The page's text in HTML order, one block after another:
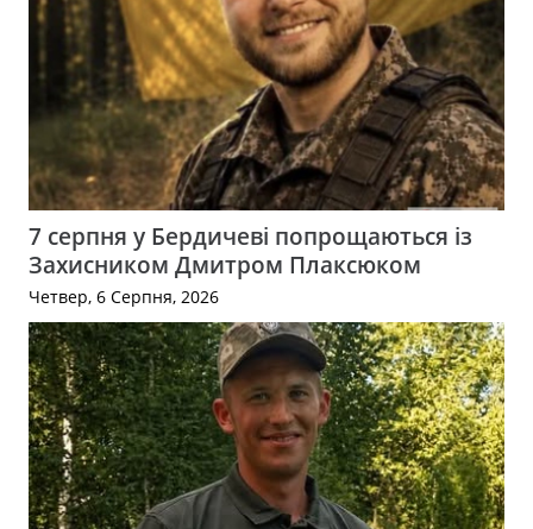
7 серпня у Бердичеві попрощаються із
Захисником Дмитром Плаксюком
Четвер, 6 Серпня, 2026